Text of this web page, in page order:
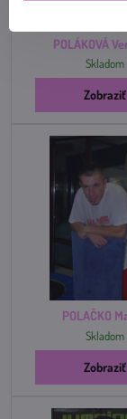
POLÁKOVÁ
Skladom
Zobraziť
POLAČKO
Skladom
Zobraziť